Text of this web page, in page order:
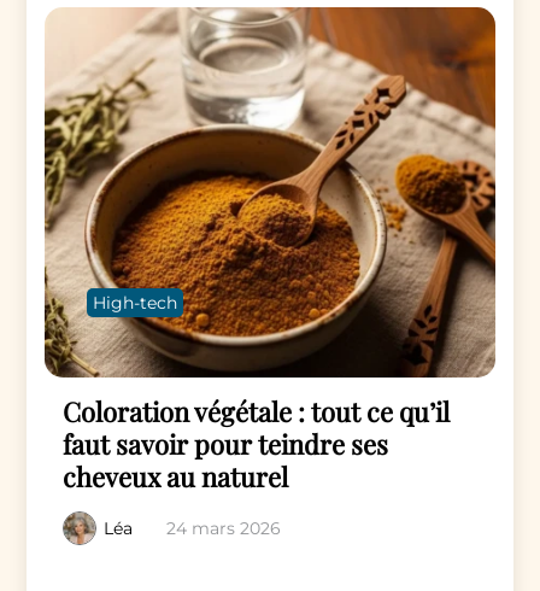
High-tech
Coloration végétale : tout ce qu’il
faut savoir pour teindre ses
cheveux au naturel
Léa 24 mars 2026